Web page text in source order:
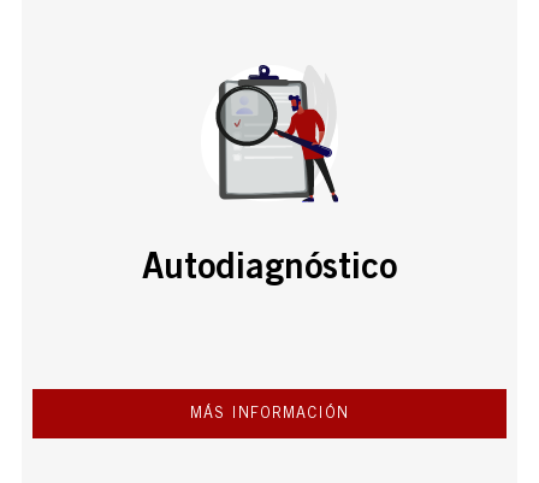
Autodiagnóstico
MÁS INFORMACIÓN